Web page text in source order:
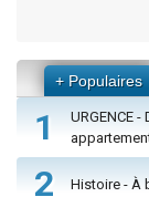
+ Populaires
1
URGENCE
2 Histoire - À